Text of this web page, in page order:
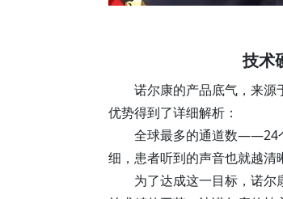
技术
诺尔康的产品底气，来源
优势得到了详细解析：
全球最多的通道数——24
细，患者听到的声音也就越清
为了达成这一目标，诺